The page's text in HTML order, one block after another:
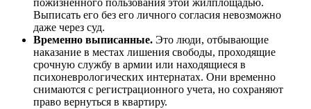
пожизненного пользования этой жилплощадью.
Выписать его без его личного согласия невозможно
даже через суд.
Временно выписанные. Это люди, отбывающие
наказание в местах лишения свободы, проходящие
срочную службу в армии или находящиеся в
психоневрологических интернатах. Они временно
снимаются с регистрационного учета, но сохраняют
право вернуться в квартиру.